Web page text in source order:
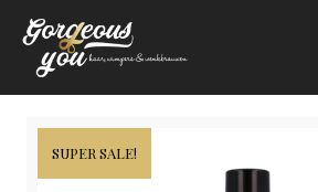
SUPER SALE!